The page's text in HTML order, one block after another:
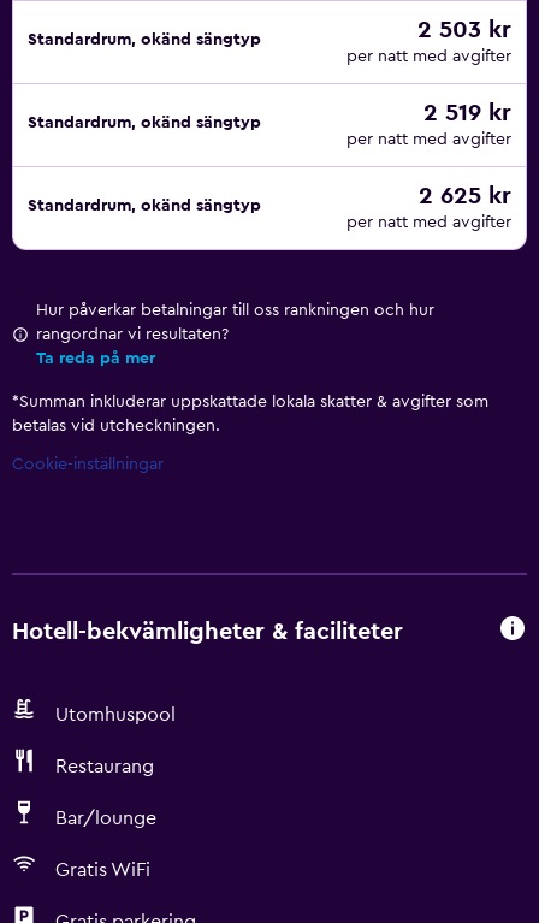
Standardrum, okänd sängtyp 2 503 kr
per natt med avgifter
Standardrum, okänd sängtyp 2 519 kr
per natt med avgifter
Standardrum, okänd sängtyp 2 625 kr
per natt med avgifter
Hur påverkar betalningar till oss rankningen och hur
rangordnar vi resultaten?
Ta reda på mer
*Summan inkluderar uppskattade lokala skatter & avgifter som
betalas vid utcheckningen.
Cookie-inställningar
Hotell-bekvämligheter & faciliteter
Utomhuspool
Restaurang
Bar/lounge
Gratis WiFi